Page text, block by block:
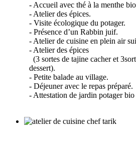
- Accueil avec thé à la menthe
- Atelier des épices.
- Visite écologique du potager.
- Présence d’un Rabbin juif.
- Atelier de cuisine en plein air
- Atelier des épices
(3 sortes de tajine cacher et
dessert).
- Petite balade au village.
- Déjeuner avec le repas préparé.
- Attestation de jardin potager